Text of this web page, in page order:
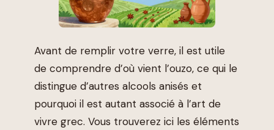
Avant de remplir votre verre, il est utile
de comprendre d’où vient l’ouzo, ce qui le
distingue d’autres alcools anisés et
pourquoi il est autant associé à l’art de
vivre grec. Vous trouverez ici les éléments